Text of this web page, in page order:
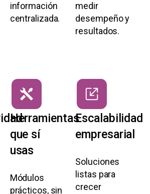
información
centralizada.
medir
desempeño y
resultados.
Herramientas
que sí
usas
Módulos
prácticos, sin
Escalabilidad
empresarial
Soluciones
listas para
crecer